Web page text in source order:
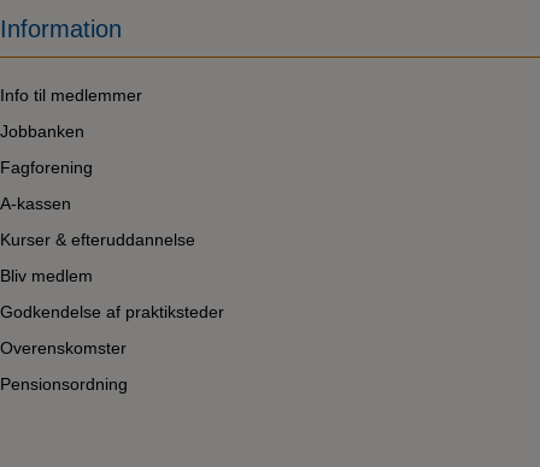
Information
Info til medlemmer
Jobbanken
Fagforening
A-kassen
Kurser & efteruddannelse
Bliv medlem
Godkendelse af praktiksteder
Overenskomster
Pensionsordning